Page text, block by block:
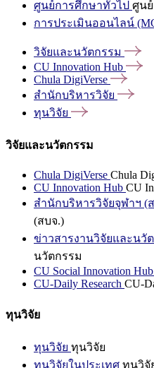
ศูนย์การศึกษาทั่วไป ศูน
การประเมินออนไลน์
วิจัยและนวัตกรรม
CU Innovation Hub
Chula DigiVerse
สำนักบริหารวิจัย
ทุนวิจัย
วิจัยและนวัตกรรม
Chula DigiVerse Chula
CU Innovation Hub CU
สำนักบริหารวิจัยจุฬาฯ (
(สบจ.)
ข่าวสารงานวิจัยและนวั
นวัตกรรม
CU Social Innovation Hub
CU-Daily Research CU-
ทุนวิจัย
ทุนวิจัย ทุนวิจัย
ทุนวิจัยในประเทศ ทุนวิจั